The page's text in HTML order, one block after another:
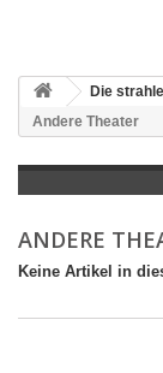
Die
Andere Theater
ANDERE
Keine Artikel in